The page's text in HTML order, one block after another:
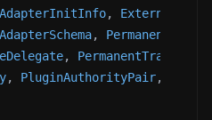
,
,
,
, PluginAuthorityPair,